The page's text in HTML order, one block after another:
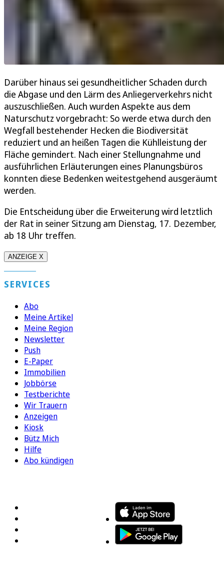
Darüber hinaus sei gesundheitlicher Schaden durch
die Abgase und den Lärm des Anliegerverkehrs nicht
auszuschließen. Auch wurden Aspekte aus dem
Naturschutz vorgebracht: So werde etwa durch den
Wegfall bestehender Hecken die Biodiversität
reduziert und an heißen Tagen die Kühlleistung der
Fläche gemindert. Nach einer Stellungnahme und
ausführlichen Erläuterungen eines Planungsbüros
konnten diese Bedenken weitestgehend ausgeräumt
werden.
Die Entscheidung über die Erweiterung wird letztlich
der Rat in seiner Sitzung am Dienstag, 17. Dezember,
ab 18 Uhr treffen.
ANZEIGE X
SERVICES
Abo
Meine Artikel
Meine Region
Newsletter
Push
E-Paper
Immobilien
Jobbörse
Testberichte
Wir Trauern
Anzeigen
Kiosk
Bütz Mich
Hilfe
Abo kündigen